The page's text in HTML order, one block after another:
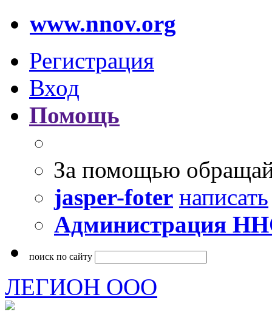
www.nnov.org
Регистрация
Вход
Помощь
За помощью
jasper-foter написать
Администрация
поиск по сайту
ЛЕГИОН ООО